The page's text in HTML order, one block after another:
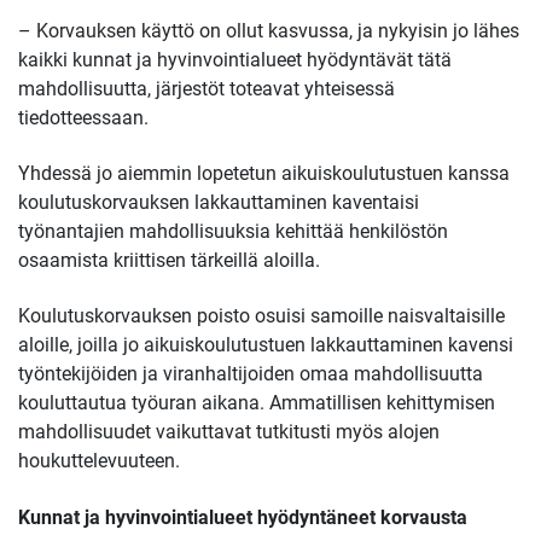
– Korvauksen käyttö on ollut kasvussa, ja nykyisin jo lähes
kaikki kunnat ja hyvinvointialueet hyödyntävät tätä
mahdollisuutta, järjestöt toteavat yhteisessä
tiedotteessaan.
Yhdessä jo aiemmin lopetetun aikuiskoulutustuen kanssa
koulutuskorvauksen lakkauttaminen kaventaisi
työnantajien mahdollisuuksia kehittää henkilöstön
osaamista kriittisen tärkeillä aloilla.
Koulutuskorvauksen poisto osuisi samoille naisvaltaisille
aloille, joilla jo aikuiskoulutustuen lakkauttaminen kavensi
työntekijöiden ja viranhaltijoiden omaa mahdollisuutta
kouluttautua työuran aikana. Ammatillisen kehittymisen
mahdollisuudet vaikuttavat tutkitusti myös alojen
houkuttelevuuteen.
Kunnat ja hyvinvointialueet hyödyntäneet korvausta